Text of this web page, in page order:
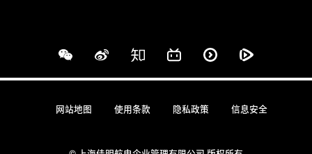
网站地图 使用条款 隐私政策 信息安全